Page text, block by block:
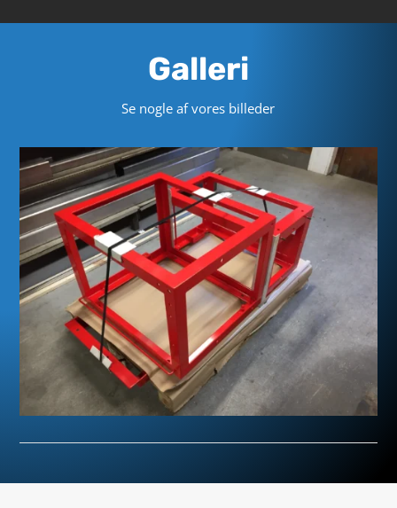
Galleri
Se nogle af vores billeder